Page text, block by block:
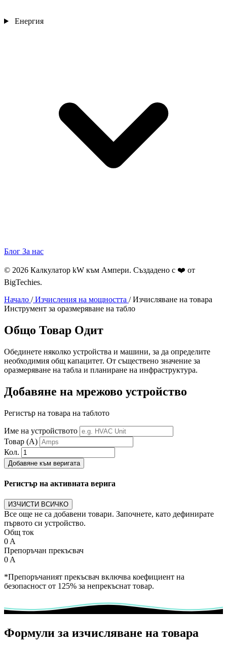
Енергия
Блог За нас
© 2026 Калкулатор kW към Ампери. Създадено с ❤️ от
BigTechies.
Начало /Изчисления на мощността /Изчисляване на товара
Инструмент за оразмеряване на табло
Общо Товар Одит
Обединете няколко устройства и машини, за да определите
необходимия общ капацитет. От съществено значение за
оразмеряване на табла и планиране на инфраструктура.
Добавяне на мрежово устройство
Регистър на товара на таблото
Име на устройството
Товар (А)
Кол.
Добавяне към веригата
Регистър на активната верига
ИЗЧИСТИ ВСИЧКО
Все още не са добавени товари. Започнете, като дефинирате
първото си устройство.
Общ ток
0 A
Препоръчан прекъсвач
0 A
*Препоръчаният прекъсвач включва коефициент на
безопасност от 125% за непрекъснат товар.
Формули за изчисляване на товара